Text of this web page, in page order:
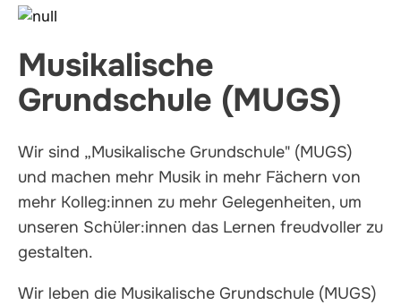
Musikalische
Grundschule (MUGS)
Wir sind „Musikalische Grundschule" (MUGS)
und machen mehr Musik in mehr Fächern von
mehr Kolleg:innen zu mehr Gelegenheiten, um
unseren Schüler:innen das Lernen freudvoller zu
gestalten.
Wir leben die Musikalische Grundschule (MUGS)